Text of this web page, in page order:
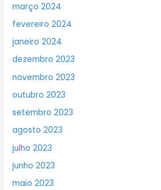
março 2024
fevereiro 2024
janeiro 2024
dezembro 2023
novembro 2023
outubro 2023
setembro 2023
agosto 2023
julho 2023
junho 2023
maio 2023